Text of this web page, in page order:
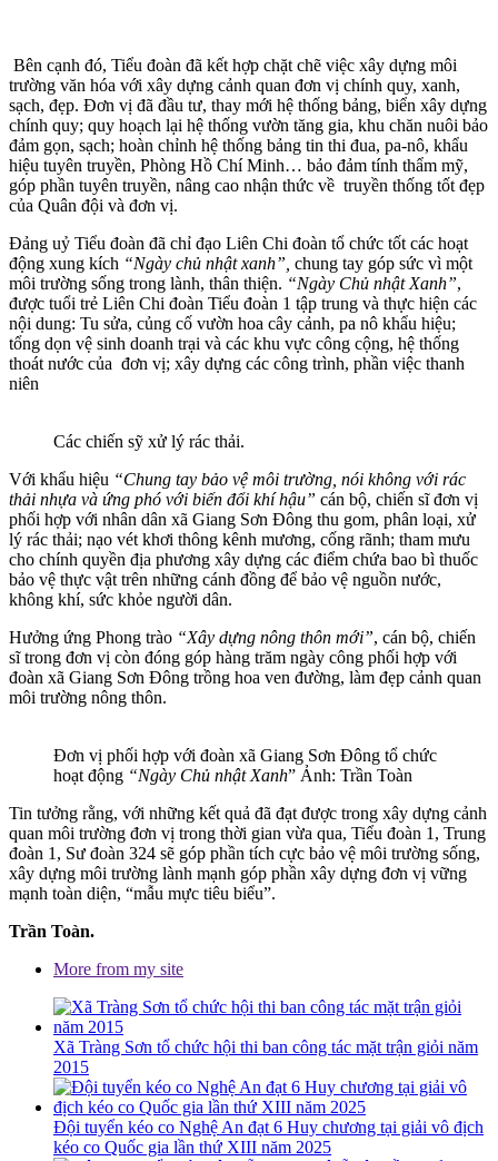
Bên cạnh đó, Tiểu đoàn đã kết hợp chặt chẽ việc xây dựng môi
trường văn hóa với xây dựng cảnh quan đơn vị chính quy, xanh,
sạch, đẹp. Đơn vị đã đầu tư, thay mới hệ thống bảng, biển xây dựng
chính quy; quy hoạch lại hệ thống vườn tăng gia, khu chăn nuôi bảo
đảm gọn, sạch; hoàn chỉnh hệ thống bảng tin thi đua, pa-nô, khẩu
hiệu tuyên truyền, Phòng Hồ Chí Minh… bảo đảm tính thẩm mỹ,
góp phần tuyên truyền, nâng cao nhận thức về truyền thống tốt đẹp
của Quân đội và đơn vị.
Đảng uỷ Tiểu đoàn đã chỉ đạo Liên Chi đoàn tổ chức tốt các hoạt
động xung kích “Ngày chủ nhật xanh”, chung tay góp sức vì một
môi trường sống trong lành, thân thiện. “Ngày Chủ nhật Xanh”,
được tuổi trẻ Liên Chi đoàn Tiểu đoàn 1 tập trung và thực hiện các
nội dung: Tu sửa, củng cố vườn hoa cây cảnh, pa nô khẩu hiệu;
tổng dọn vệ sinh doanh trại và các khu vực công cộng, hệ thống
thoát nước của đơn vị; xây dựng các công trình, phần việc thanh
niên
Các chiến sỹ xử lý rác thải.
Với khẩu hiệu “Chung tay bảo vệ môi trường, nói không với rác
thải nhựa và ứng phó với biến đổi khí hậu” cán bộ, chiến sĩ đơn vị
phối hợp với nhân dân xã Giang Sơn Đông thu gom, phân loại, xử
lý rác thải; nạo vét khơi thông kênh mương, cống rãnh; tham mưu
cho chính quyền địa phương xây dựng các điểm chứa bao bì thuốc
bảo vệ thực vật trên những cánh đồng để bảo vệ nguồn nước,
không khí, sức khỏe người dân.
Hưởng ứng Phong trào “Xây dựng nông thôn mới”, cán bộ, chiến
sĩ trong đơn vị còn đóng góp hàng trăm ngày công phối hợp với
đoàn xã Giang Sơn Đông trồng hoa ven đường, làm đẹp cảnh quan
môi trường nông thôn.
Đơn vị phối hợp với đoàn xã Giang Sơn Đông tổ chức
hoạt động “Ngày Chủ nhật Xanh” Ảnh: Trần Toàn
Tin tưởng rằng, với những kết quả đã đạt được trong xây dựng cảnh
quan môi trường đơn vị trong thời gian vừa qua, Tiểu đoàn 1, Trung
đoàn 1, Sư đoàn 324 sẽ góp phần tích cực bảo vệ môi trường sống,
xây dựng môi trường lành mạnh góp phần xây dựng đơn vị vững
mạnh toàn diện, “mẫu mực tiêu biểu”.
Trần Toàn.
More from my site
Xã Tràng Sơn tổ chức hội thi ban công tác mặt trận giỏi năm
2015
Đội tuyển kéo co Nghệ An đạt 6 Huy chương tại giải vô địch
kéo co Quốc gia lần thứ XIII năm 2025